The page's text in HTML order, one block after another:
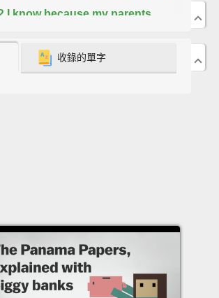
I know because my parents
They just wanted us to be
希望。他們就是希望我們當醫
們當醫生。但這其實很陰險，因
，但是「幫助他人」這件事情，大
收錄的單字